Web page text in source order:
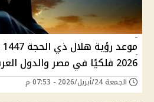
2026 فلكيًا في مصر والدول العربية
الجمعة 24/أبريل/2026 - 07:53 م